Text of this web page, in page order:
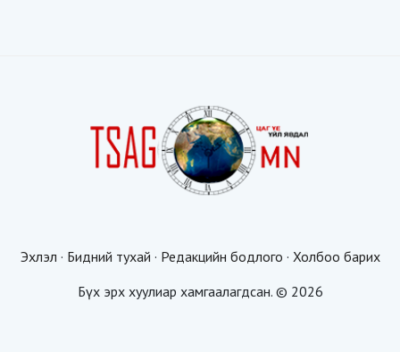
Видёо: ХУУЛЬ ЗӨРЧИН СОНГОГДСОН
ХУУЛЬ ТОГТООГЧ
Таван мянгын будаатай хуургаар
жуулчдыг татахгүй ээ, Д.Батсүх ээ
Эхлэл · Бидний тухай · Редакцийн бодлого · Холбоо барих
Бүх эрх хуулиар хамгаалагдсан. © 2026